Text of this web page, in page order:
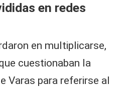
en redes
en multiplicarse,
cuestionaban la
Varas para referirse al